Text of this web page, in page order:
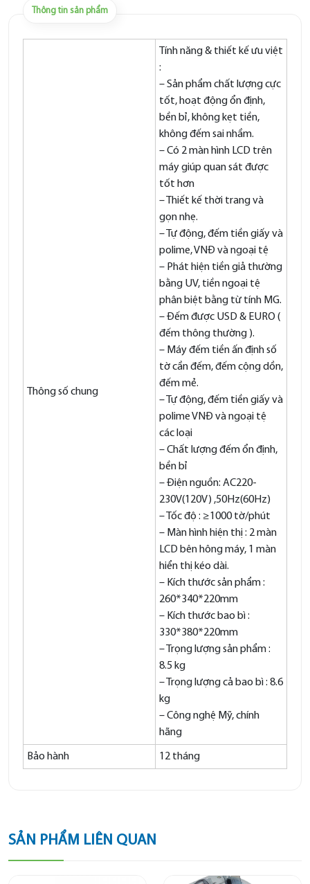
Thông tin sản phẩm
Thông số chung
Tính năng & thiết kế ưu việt
:
– Sản phẩm chất lượng cực
tốt, hoạt động ổn định,
bền bỉ, không kẹt tiền,
không đếm sai nhầm.
– Có 2 màn hình LCD trên
máy giúp quan sát được
tốt hơn
– Thiết kế thời trang và
gọn nhẹ.
– Tự động, đếm tiền giấy và
polime, VNĐ và ngoại tệ
– Phát hiện tiền giả thường
bằng UV, tiền ngoại tệ
phân biệt bằng từ tính MG.
– Đếm được USD & EURO (
đếm thông thường ).
– Máy đếm tiền ấn định số
tờ cần đếm, đếm cộng dồn,
đếm mẻ.
– Tự động, đếm tiền giấy và
polime VNĐ và ngoại tệ
các loại
– Chất lượng đếm ổn định,
bền bỉ
– Điện nguồn: AC220-
230V(120V) ,50Hz(60Hz)
– Tốc độ : ≥1000 tờ/phút
– Màn hình hiện thị : 2 màn
LCD bên hông máy, 1 màn
hiển thị kéo dài.
– Kích thước sản phẩm :
260*340*220mm
– Kích thước bao bì :
330*380*220mm
– Trọng lượng sản phẩm :
8.5 kg
– Trọng lượng cả bao bì : 8.6
kg
– Công nghệ Mỹ, chính
hãng
Bảo hành 12 tháng
SẢN PHẨM LIÊN QUAN